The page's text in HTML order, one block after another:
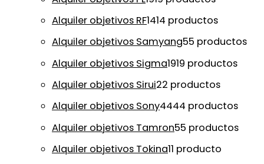
Alquiler objetivos RF1414 productos
Alquiler objetivos Samyang55 productos
Alquiler objetivos Sigma1919 productos
Alquiler objetivos Sirui22 productos
Alquiler objetivos Sony4444 productos
Alquiler objetivos Tamron55 productos
Alquiler objetivos Tokina11 producto